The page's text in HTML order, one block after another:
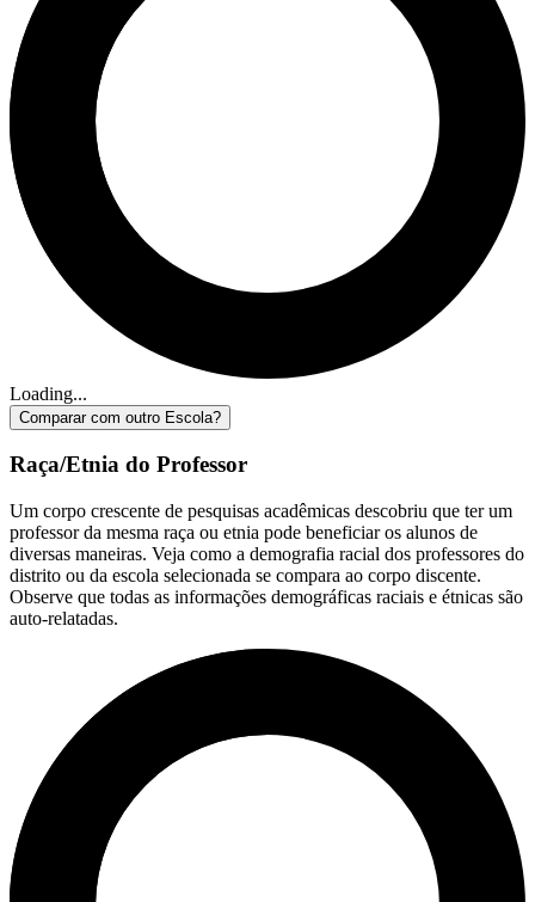
Loading...
Comparar com outro Escola?
Raça/Etnia do Professor
Um corpo crescente de pesquisas acadêmicas descobriu que ter um
professor da mesma raça ou etnia pode beneficiar os alunos de
diversas maneiras. Veja como a demografia racial dos professores do
distrito ou da escola selecionada se compara ao corpo discente.
Observe que todas as informações demográficas raciais e étnicas são
auto-relatadas.